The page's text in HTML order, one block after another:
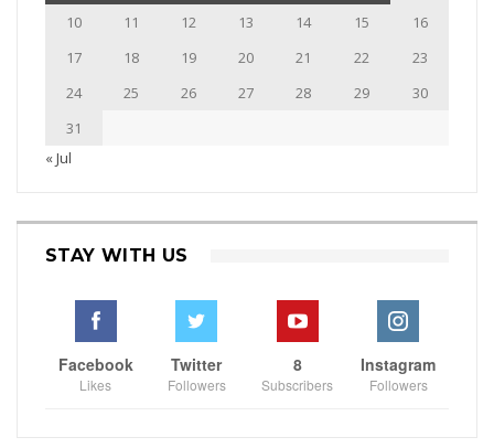
10
11 12 13 14 15
16
17
18 19 20 21 22
23
24
25 26 27 28 29
30
31
« Jul
STAY WITH US
Facebook
Likes
Twitter
Followers
8
Subscribers
Instagram
Followers